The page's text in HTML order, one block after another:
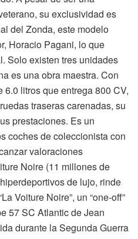
su exclusividad es
del Zonda, este modelo
Horacio Pagani, lo que
Solo existen tres unidades
es una obra maestra. Con
6.0 litros que entrega 800 CV,
traseras carenadas, su
prestaciones. Es un
coches de coleccionista con
valoraciones
Noire (11 millones de
de lujo, rinde
Voiture Noire”, un “one-off”
57 SC Atlantic de Jean
durante la Segunda Guerra